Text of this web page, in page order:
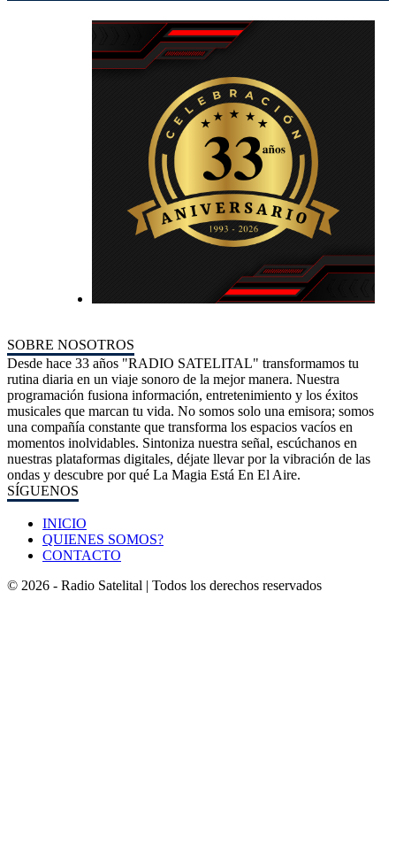
SOBRE NOSOTROS
Desde hace 33 años "RADIO SATELITAL" transformamos tu
rutina diaria en un viaje sonoro de la mejor manera. Nuestra
programación fusiona información, entretenimiento y los éxitos
musicales que marcan tu vida. No somos solo una emisora; somos
una compañía constante que transforma los espacios vacíos en
momentos inolvidables. Sintoniza nuestra señal, escúchanos en
nuestras plataformas digitales, déjate llevar por la vibración de las
ondas y descubre por qué La Magia Está En El Aire.
SÍGUENOS
INICIO
QUIENES SOMOS?
CONTACTO
© 2026 - Radio Satelital | Todos los derechos reservados